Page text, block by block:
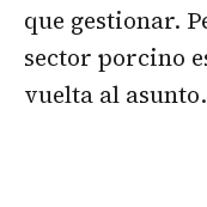
que gestionar.
sector porcino
vuelta al asunto.